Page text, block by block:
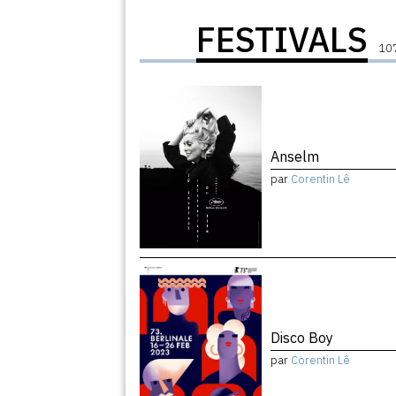
FESTIVALS
Anselm
par Corentin Lê
Disco Boy
par Corentin Lê